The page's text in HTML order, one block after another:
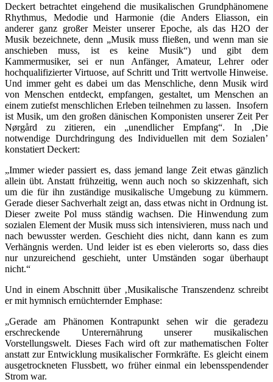
Deckert betrachtet eingehend die musikalischen Grundphänomene
Rhythmus, Medodie und Harmonie (die Anders Eliasson, ein
anderer ganz großer Meister unserer Epoche, als das H2O der
Musik bezeichnete, denn „Musik muss fließen, und wenn man sie
anschieben muss, ist es keine Musik“) und gibt dem
Kammermusiker, sei er nun Anfänger, Amateur, Lehrer oder
hochqualifizierter Virtuose, auf Schritt und Tritt wertvolle Hinweise.
Und immer geht es dabei um das Menschliche, denn Musik wird
von Menschen entdeckt, empfangen, gestaltet, um Menschen an
einem zutiefst menschlichen Erleben teilnehmen zu lassen. Insofern
ist Musik, um den großen dänischen Komponisten unserer Zeit Per
Nørgård zu zitieren, ein „unendlicher Empfang“. In ‚Die
notwendige Durchdringung des Individuellen mit dem Sozialen’
konstatiert Deckert:
„Immer wieder passiert es, dass jemand lange Zeit etwas gänzlich
allein übt. Anstatt frühzeitig, wenn auch noch so skizzenhaft, sich
um die für ihn zuständige musikalische Umgebung zu kümmern.
Gerade dieser Sachverhalt zeigt an, dass etwas nicht in Ordnung ist.
Dieser zweite Pol muss ständig wachsen. Die Hinwendung zum
sozialen Element der Musik muss sich intensivieren, muss nach und
nach bewusster werden. Geschieht dies nicht, dann kann es zum
Verhängnis werden. Und leider ist es eben vielerorts so, dass dies
nur unzureichend geschieht, unter Umständen sogar überhaupt
nicht.“
Und in einem Abschnitt über ‚Musikalische Transzendenz schreibt
er mit hymnisch ernüchternder Emphase:
„Gerade am Phänomen Kontrapunkt sehen wir die geradezu
erschreckende Unterernährung unserer musikalischen
Vorstellungswelt. Dieses Fach wird oft zur mathematischen Folter
anstatt zur Entwicklung musikalischer Formkräfte. Es gleicht einem
ausgetrockneten Flussbett, wo früher einmal ein lebensspendender
Strom war.